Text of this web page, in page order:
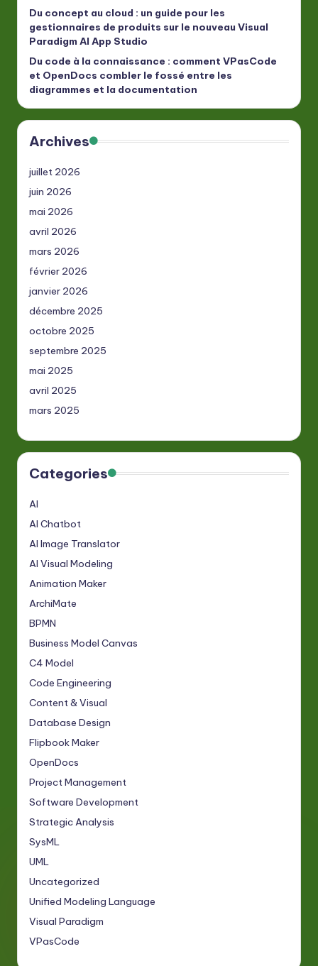
Du concept au cloud : un guide pour les
gestionnaires de produits sur le nouveau Visual
Paradigm AI App Studio
Du code à la connaissance : comment VPasCode
et OpenDocs combler le fossé entre les
diagrammes et la documentation
Archives
juillet 2026
juin 2026
mai 2026
avril 2026
mars 2026
février 2026
janvier 2026
décembre 2025
octobre 2025
septembre 2025
mai 2025
avril 2025
mars 2025
Categories
AI
AI Chatbot
AI Image Translator
AI Visual Modeling
Animation Maker
ArchiMate
BPMN
Business Model Canvas
C4 Model
Code Engineering
Content & Visual
Database Design
Flipbook Maker
OpenDocs
Project Management
Software Development
Strategic Analysis
SysML
UML
Uncategorized
Unified Modeling Language
Visual Paradigm
VPasCode